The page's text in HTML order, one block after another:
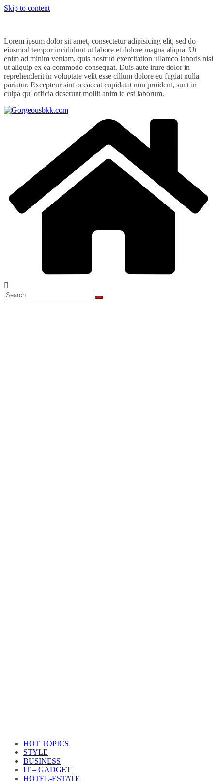
Skip to content
Lorem ipsum dolor sit amet, consectetur adipisicing elit, sed do
eiusmod tempor incididunt ut labore et dolore magna aliqua. Ut
enim ad minim veniam, quis nostrud exercitation ullamco laboris nisi
ut aliquip ex ea commodo consequat. Duis aute irure dolor in
reprehenderit in voluptate velit esse cillum dolore eu fugiat nulla
pariatur. Excepteur sint occaecat cupidatat non proident, sunt in
culpa qui officia deserunt mollit anim id est laborum.
HOT TOPICS
STYLE
BUSINESS
IT – GADGET
HOTEL-ESTATE